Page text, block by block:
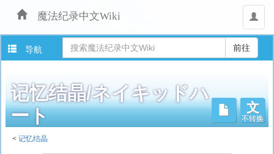
魔法纪录中文Wiki
用
户
导航
记忆结晶/ネイキッドハ
ート
文
不转换
<记忆结晶